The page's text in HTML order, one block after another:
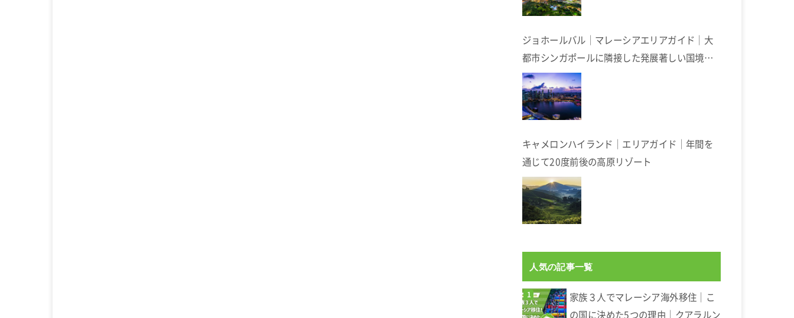
ジョホールバル｜マレーシアエリアガイド｜大
都市シンガポールに隣接した発展著しい国境の
街
キャメロンハイランド｜エリアガイド｜年間を
通じて20度前後の高原リゾート
人気の記事一覧
家族３人でマレーシア海外移住｜こ
の国に決めた5つの理由｜クアラルン